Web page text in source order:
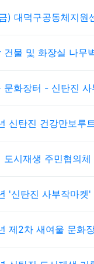
) 대덕구공동체지
건물 및 화장실 나무
문화장터 - 신탄진
신탄진 건강만보루
도시재생 주민협의
'신탄진 사부작마켓'
제2차 새여울 문화